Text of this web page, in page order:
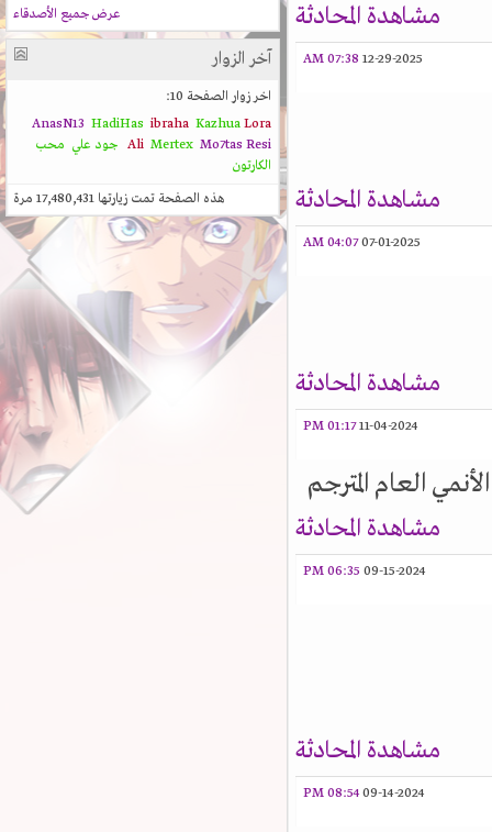
مشاهدة المحادثة
12-29-2025
07:38 AM
مشاهدة المحادثة
07-01-2025
04:07 AM
مشاهدة المحادثة
11-04-2024
01:17 PM
العام المترجم
مشاهدة المحادثة
09-15-2024
06:35 PM
مشاهدة المحادثة
09-14-2024
08:54 PM
عرض جميع الأصدقاء
آخر الزوار
اخر زوار الصفحة 10:
AnasN13
HadiHas ibraha KazhuaLora
Ali
Mertex Mo7tasResi جود علي
محب
الكارتون
هذه الصفحة تمت زيارتها17,480,431مرة